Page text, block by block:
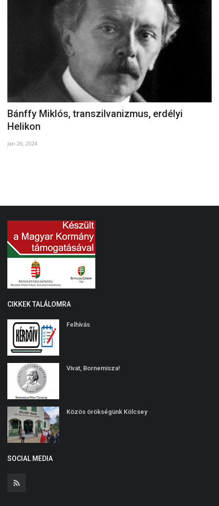
Bánffy Miklós, transzilvanizmus, erdélyi
Helikon
Jan 26, 2024
CIKKEK TALÁLOMRA
Felhívás
Vivat, Bornemisza!
Közös örökségünk Kölcsey
SOCIAL MEDIA